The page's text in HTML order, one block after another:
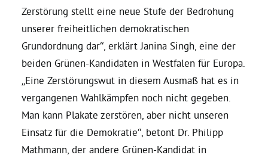
Ratsmitglieder 2025 – 2030
Fraktionsgeschäftsstelle
Bezirksvertretungen
Zerstörung stellt eine neue Stufe der Bedrohung
unserer freiheitlichen demokratischen
Grundordnung dar“, erklärt Janina Singh, eine der
beiden Grünen-Kandidaten in Westfalen für Europa.
„Eine Zerstörungswut in diesem Ausmaß hat es in
vergangenen Wahlkämpfen noch nicht gegeben.
Man kann Plakate zerstören, aber nicht unseren
Einsatz für die Demokratie“, betont Dr. Philipp
Mathmann, der andere Grünen-Kandidat in